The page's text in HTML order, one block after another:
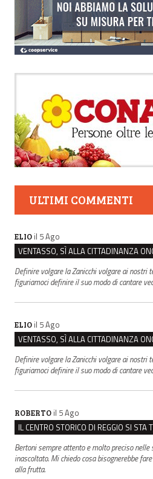
ULTIMI COMMENTI
ELIO il 5 Ago
Definire volgare la Zanicchi volgare ai nostri
figuriamoci definire il suo modo di cantare
ELIO il 5 Ago
Definire volgare la Zanicchi volgare ai nostri
figuriamoci definire il suo modo di cantare
ROBERTO il 5 Ago
Bertoni sempre attento e molto preciso nelle
inascoltato. Mi chiedo cosa bisognerebbe
alla frutta.